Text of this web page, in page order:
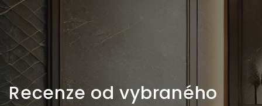
Recenze od vybraného